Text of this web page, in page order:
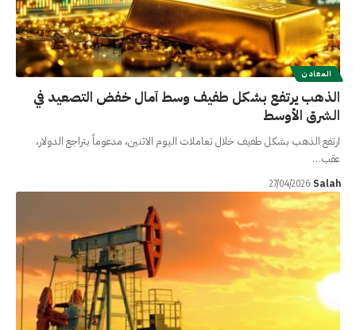
المعادن
الذهب يرتفع بشكل طفيف وسط آمال خفض التصعيد في
الشرق الأوسط
ارتفع الذهب بشكل طفيف خلال تعاملات اليوم الاثنين، مدعوماً بتراجع الدولار،
عقب…
Salah
27/04/2026